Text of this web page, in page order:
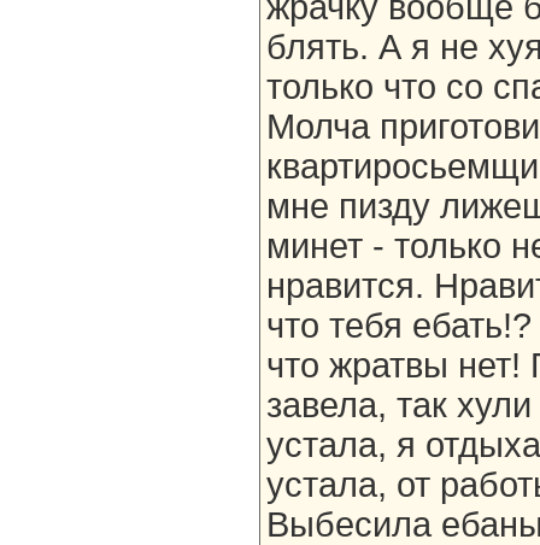
блять. А я не
только что со
Молча
мне пизду
минет - только
нравится.
что тебя
что жратвы нет!
завела, так
устала, я
устала, от
Выбесила